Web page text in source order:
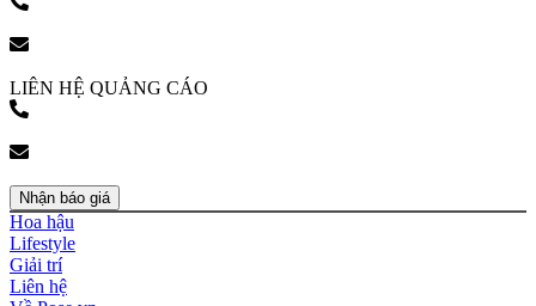
LIÊN HỆ QUẢNG CÁO
Nhận báo giá
Hoa hậu
Lifestyle
Giải trí
Liên hệ